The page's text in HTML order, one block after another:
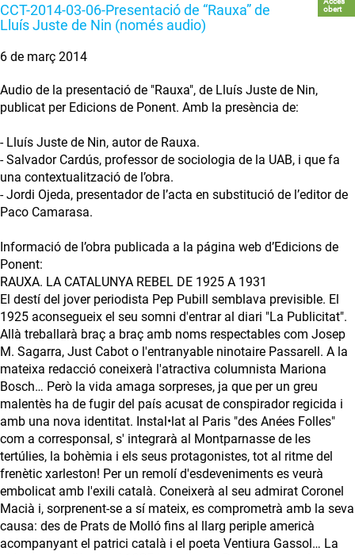
CCT-2014-03-06-Presentació de “Rauxa” de
Lluís Juste de Nin (només audio)
obert
6 de març 2014
Audio de la presentació de "Rauxa", de Lluís Juste de Nin,
publicat per Edicions de Ponent. Amb la presència de:
- Lluís Juste de Nin, autor de Rauxa.
- Salvador Cardús, professor de sociologia de la UAB, i que fa
una contextualització de l’obra.
- Jordi Ojeda, presentador de l’acta en substitució de l’editor de
Paco Camarasa.
Informació de l’obra publicada a la página web d’Edicions de
Ponent:
RAUXA. LA CATALUNYA REBEL DE 1925 A 1931
El destí del jover periodista Pep Pubill semblava previsible. El
1925 aconsegueix el seu somni d'entrar al diari "La Publicitat".
Allà treballarà braç a braç amb noms respectables com Josep
M. Sagarra, Just Cabot o l'entranyable ninotaire Passarell. A la
mateixa redacció coneixerà l'atractiva columnista Mariona
Bosch… Però la vida amaga sorpreses, ja que per un greu
malentès ha de fugir del país acusat de conspirador regicida i
amb una nova identitat. Instal•lat al Paris "des Anées Folles"
com a corresponsal, s' integrarà al Montparnasse de les
tertúlies, la bohèmia i els seus protagonistes, tot al ritme del
frenètic xarleston! Per un remolí d'esdeveniments es veurà
embolicat amb l'exili català. Coneixerà al seu admirat Coronel
Macià i, sorprenent-se a sí mateix, es comprometrà amb la seva
causa: des de Prats de Molló fins al llarg periple americà
acompanyant el patrici català i el poeta Ventiura Gassol… La